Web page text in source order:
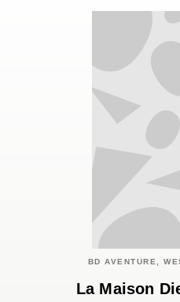
BD AVENTURE,
La Maison